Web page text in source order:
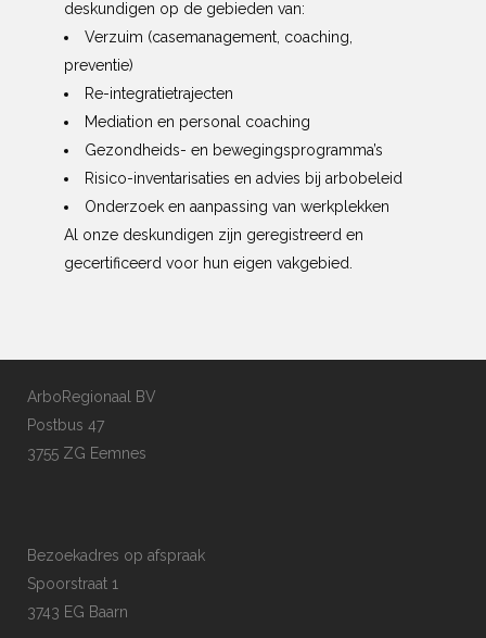
deskundigen op de gebieden van:
Verzuim (casemanagement, coaching,
preventie)
Re-integratietrajecten
Mediation en personal coaching
Gezondheids- en bewegingsprogramma’s
Risico-inventarisaties en advies bij arbobeleid
Onderzoek en aanpassing van werkplekken
Al onze deskundigen zijn geregistreerd en
gecertificeerd voor hun eigen vakgebied.
ArboRegionaal BV
Postbus 47
3755 ZG Eemnes
Bezoekadres op afspraak
Spoorstraat 1
3743 EG Baarn